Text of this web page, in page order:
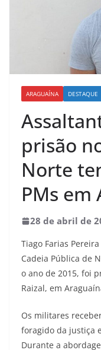
ARAGUAÍNA DESTAQUE
prisão
Norte
PMs em
28 de abril de
Tiago Farias
Cadeia Pública de
o ano de 2015, foi
Raizal, em
Os militares
foragido da justiça
Durante a